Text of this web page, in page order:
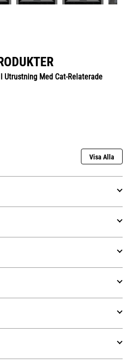
Utrustning Med Cat-Relaterade
Visa Alla